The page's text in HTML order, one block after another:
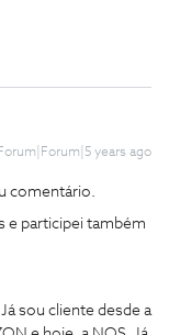
Forum|Forum|5 years ago
comentário.
e participei também
sou cliente desde a